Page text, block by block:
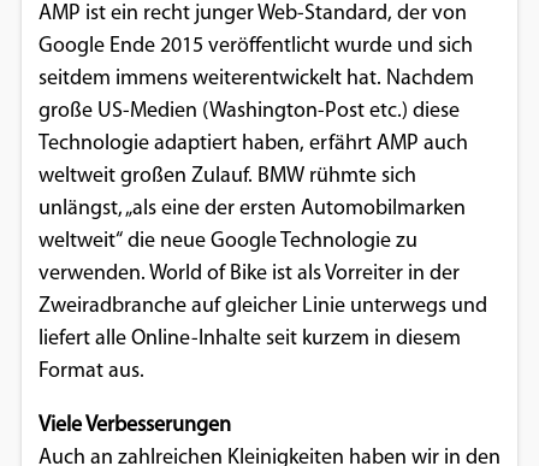
AMP ist ein recht junger Web-Standard, der von
Google Ende 2015 veröffentlicht wurde und sich
seitdem immens weiterentwickelt hat. Nachdem
große US-Medien (Washington-Post etc.) diese
Technologie adaptiert haben, erfährt AMP auch
weltweit großen Zulauf. BMW rühmte sich
unlängst, „als eine der ersten Automobilmarken
weltweit“ die neue Google Technologie zu
verwenden. World of Bike ist als Vorreiter in der
Zweiradbranche auf gleicher Linie unterwegs und
liefert alle Online-Inhalte seit kurzem in diesem
Format aus.
Viele Verbesserungen
Auch an zahlreichen Kleinigkeiten haben wir in den
können, werden von diesen externen
Medien Cookies gesetzt.
Vimeo
Anbieter:
Google